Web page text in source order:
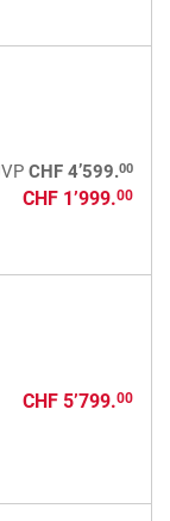
CHF 4’599.00
CHF 1’999.00
CHF 5’799.00